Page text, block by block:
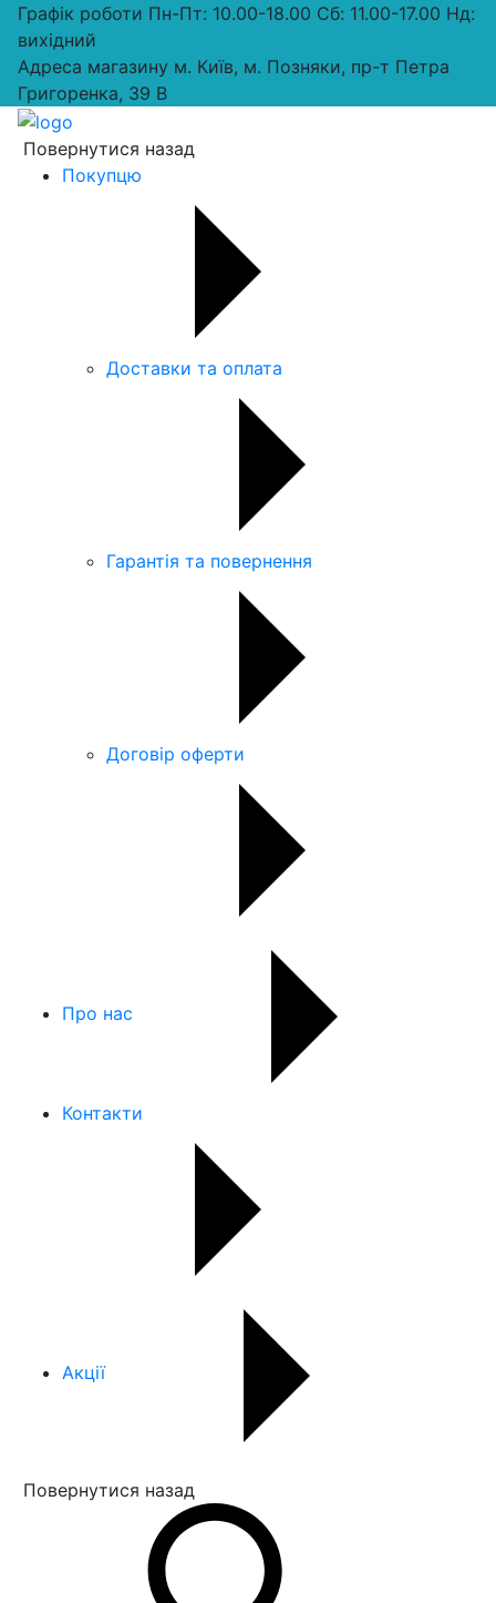
Графік роботи Пн-Пт: 10.00-18.00 Сб: 11.00-17.00 Нд:
вихiдний
Адреса магазину м. Київ, м. Позняки, пр-т Петра
Григоренка, 39 В
Повернутися назад
Покупцю
Доставки та оплата
Гарантія та повернення
Договір оферти
Про нас
Контакти
Акції
Повернутися назад